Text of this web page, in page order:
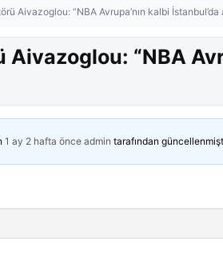
Aivazoglou: “NBA Avrupa’nın kalbi İstanbul’da
“NBA
1 ay 2 hafta önce admin tarafından